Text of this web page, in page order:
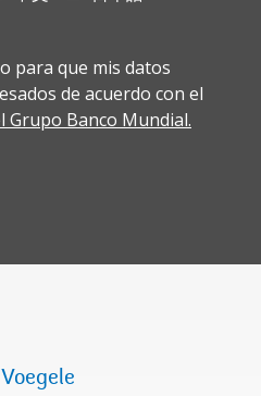
para que mis datos
de acuerdo con el
Grupo Banco Mundial.